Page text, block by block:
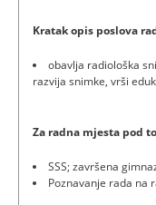
Kratak opis poslova
obavlja radiološka
razvija snimke, vrši
Za radna mjesta pod
SSS; završena
Poznavanje rada na